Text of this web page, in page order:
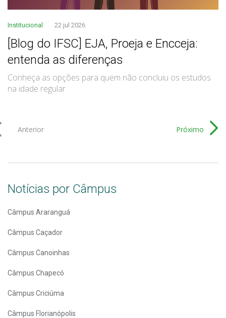
Institucional 22 jul 2026
[Blog do IFSC] EJA, Proeja e Encceja:
entenda as diferenças
Conheça as opções para quem não concluiu os estudos
na idade regular
Anterior Próximo
Notícias por Câmpus
Câmpus Araranguá
Câmpus Caçador
Câmpus Canoinhas
Câmpus Chapecó
Câmpus Criciúma
Câmpus Florianópolis